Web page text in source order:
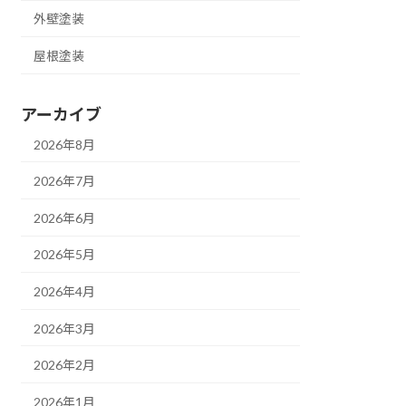
外壁塗装
屋根塗装
アーカイブ
2026年8月
2026年7月
2026年6月
2026年5月
2026年4月
2026年3月
2026年2月
2026年1月